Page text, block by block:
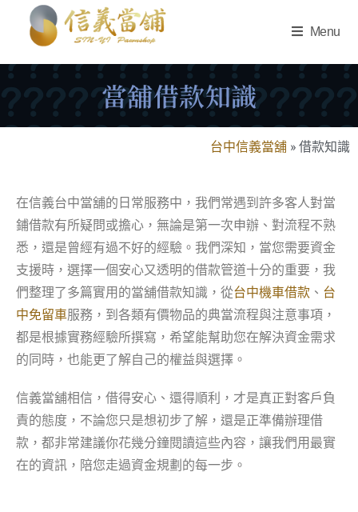
Menu
當舖借款知識
台中信義當舖 »借款知識
在信義台中當舖的日常服務中，我們常遇到許多客人對當
鋪借款有所疑問或擔心，無論是第一次申辦、對流程不熟
悉，還是曾經有過不好的經驗。我們深知，當您需要資金
支援時，選擇一個安心又透明的借款管道十分的重要，我
們整理了多篇實用的當舖借款知識，從台中機車借款 、 台
中免留車服務，到各類有價物品的典當流程與注意事項，
都是根據實務經驗所撰寫，希望能幫助您在解決資金需求
的同時，也能更了解自己的權益與選擇。
信義當舖相信，借得安心、還得順利，才是真正對客戶負
責的態度，不論您只是想初步了解，還是正準備辦理借
款，都非常建議你花幾分鐘閱讀這些內容，讓我們用最實
在的資訊，陪您走過資金規劃的每一步。